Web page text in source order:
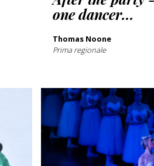
one dancer...
Thomas Noone
Prima regionale